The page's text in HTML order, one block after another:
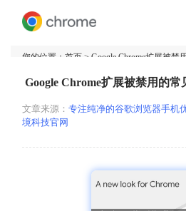
您的位置： 首页 > Google Chrome扩展被
Google Chrome扩展被禁用的
文章来源： 专注纯净的谷歌浏览器手机
境科技官网